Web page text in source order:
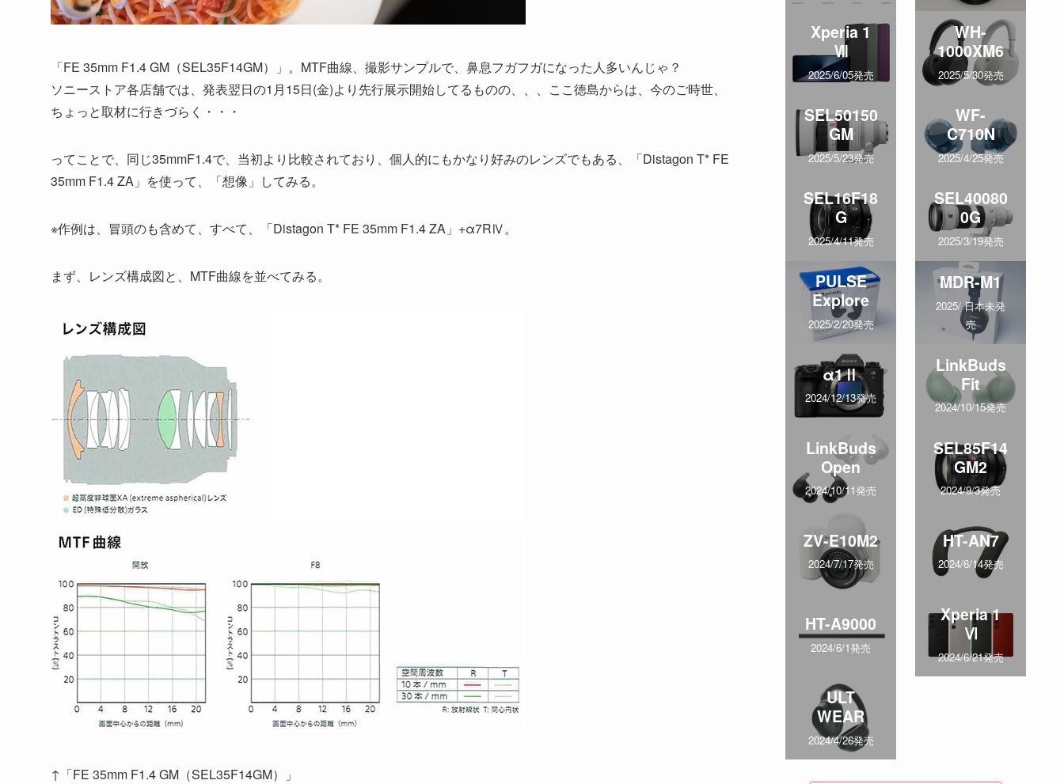
「FE 35mm F1.4 GM（SEL35F14GM）」。MTF曲線、撮影サンプルで、鼻息フガフガになった人多いんじゃ？
ソニーストア各店舗では、発表翌日の1月15日(金)より先行展示開始してるものの、、、ここ徳島からは、今のご時世、
ちょっと取材に行きづらく・・・
ってことで、同じ35mmF1.4で、当初より比較されており、個人的にもかなり好みのレンズでもある、「Distagon T* FE
35mm F1.4 ZA」を使って、「想像」してみる。
※作例は、冒頭のも含めて、すべて、「Distagon T* FE 35mm F1.4 ZA」+α7RⅣ。
まず、レンズ構成図と、MTF曲線を並べてみる。
↑「FE 35mm F1.4 GM（SEL35F14GM）」
Xperia 1
Ⅶ
2025/6/05発売
WH-
1000XM6
2025/5/30発売
SEL50150
GM
2025/5/23発売
WF-
C710N
2025/4/25発売
SEL16F18
G
2025/4/11発売
SEL40080
0G
2025/3/19発売
PULSE
Explore
2025/2/20発売
MDR-M1
2025/ 日本未発
売
α1Ⅱ
2024/12/13発売
LinkBuds
Fit
2024/10/15発売
LinkBuds
Open
2024/10/11発売
SEL85F14
GM2
2024/9/3発売
ZV-E10M2
2024/7/17発売
HT-AN7
2024/6/14発売
HT-A9000
2024/6/1発売
Xperia 1
Ⅵ
2024/6/21発売
ULT
WEAR
2024/4/26発売